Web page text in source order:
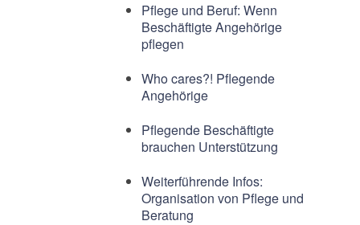
Pflege und Beruf: Wenn
Beschäftigte Angehörige
pflegen
Who cares?! Pflegende
Angehörige
Pflegende Beschäftigte
brauchen Unterstützung
Weiterführende Infos:
Organisation von Pflege und
Beratung